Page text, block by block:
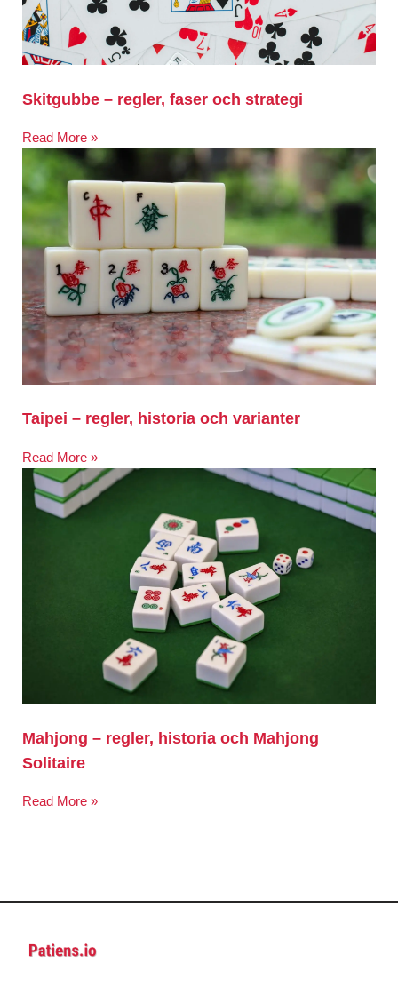
Skitgubbe – regler, faser och strategi
Read More »
Taipei – regler, historia och varianter
Read More »
Mahjong – regler, historia och Mahjong
Solitaire
Read More »